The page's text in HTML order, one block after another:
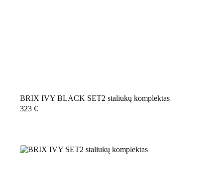
BRIX IVY BLACK SET2 staliukų komplektas
323 €